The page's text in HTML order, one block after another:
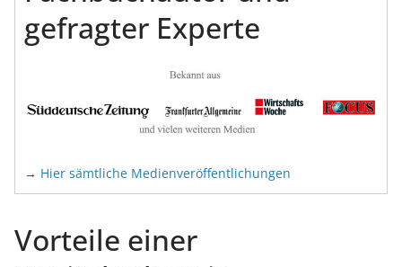
gefragter Experte
→ Hier sämtliche Medienveröffentlichungen
Vorteile einer